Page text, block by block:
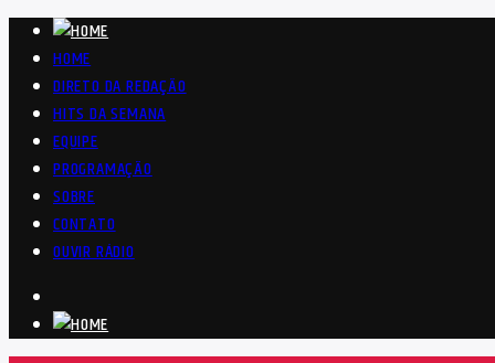
HOME
DIRETO DA REDAÇÃO
HITS DA SEMANA
EQUIPE
PROGRAMAÇÃO
SOBRE
CONTATO
OUVIR RÁDIO